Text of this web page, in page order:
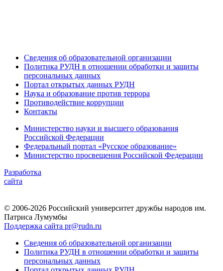
Сведения об образовательной организации
Политика РУДН в отношении обработки и защиты
персональных данных
Портал открытых данных РУДН
Наука и образование против террора
Противодействие коррупции
Контакты
Министерство науки и высшего образования
Российской Федерации
Федеральный портал «Русское образование»
Министерство просвещения Российской Федерации
Разработка
сайта
© 2006-2026 Российский университет дружбы народов им.
Патриса Лумумбы
Поддержка сайта pr@rudn.ru
Сведения об образовательной организации
Политика РУДН в отношении обработки и защиты
персональных данных